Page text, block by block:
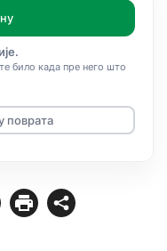
било када пре него што
поврата